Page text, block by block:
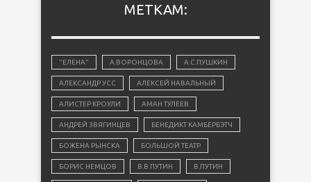
МЕТКАМ:
"ЕЛЕНА" А.ВОРОНЦОВА А.С.ПУШКИН
АЛЕКСАНДР УСС АЛЕКСЕЙ НАВАЛЬНЫЙ
АЛИСТЕР КРОУЛИ АМАН ТУЛЕЕВ
АНДРЕЙ ЗВЯГИНЦЕВ БЕНЕДИКТ КАМБЕРБЭТЧ
БОЖЕНА РЫНСКА БОЛЬШОЙ ТЕАТР
БОРИС НЕМЦОВ В.В.ПУТИН В.ПУТИН